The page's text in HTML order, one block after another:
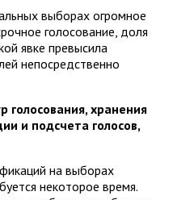
выборах огромное
голосование, доля
явке превысила
непосредственно
голосования, хранения
и подсчета голосов,
на выборах
некоторое время.